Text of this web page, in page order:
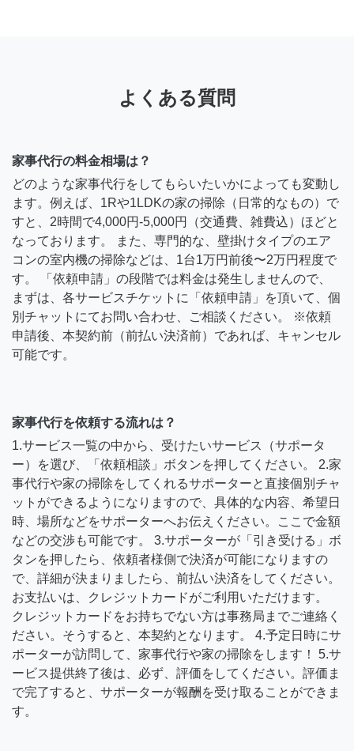
よくある質問
家事代行の料金相場は？
どのような家事代行をしてもらいたいかによっても変動し
ます。例えば、1Rや1LDKの家の掃除（日常的なもの）で
すと、2時間で4,000円-5,000円（交通費、雑費込）ほどと
なっております。 また、専門的な、壁掛けタイプのエア
コンの室内機の掃除などは、1台1万円前後〜2万円程度で
す。 「依頼申請」の段階では料金は発生しませんので、
まずは、各サービスチケットに「依頼申請」を頂いて、個
別チャットにてお問い合わせ、ご相談ください。 ※依頼
申請後、本契約前（前払い決済前）であれば、キャンセル
可能です。
家事代行を依頼する流れは？
1.サービス一覧の中から、受けたいサービス（サポータ
ー）を選び、「依頼相談」ボタンを押してください。 2.家
事代行や家の掃除をしてくれるサポーターと直接個別チャ
ットができるようになりますので、具体的な内容、希望日
時、場所などをサポーターへお伝えください。ここで金額
などの交渉も可能です。 3.サポーターが「引き受ける」ボ
タンを押したら、依頼者様側で決済が可能になりますの
で、詳細が決まりましたら、前払い決済をしてください。
お支払いは、クレジットカードがご利用いただけます。
クレジットカードをお持ちでない方は事務局までご連絡く
ださい。そうすると、本契約となります。 4.予定日時にサ
ポーターが訪問して、家事代行や家の掃除をします！ 5.サ
ービス提供終了後は、必ず、評価をしてください。評価ま
で完了すると、サポーターが報酬を受け取ることができま
す。